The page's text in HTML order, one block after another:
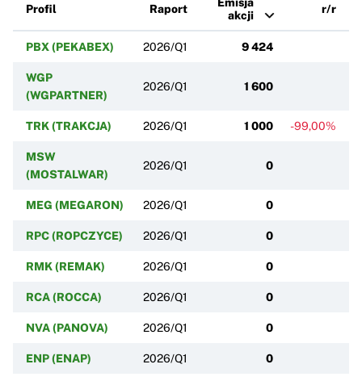
Profil Raport
akcji
r/r
PBX (PEKABEX) 2026/Q1 9 424
WGP
(WGPARTNER)
2026/Q1 1 600
TRK (TRAKCJA) 2026/Q1 1 000 -99,00%
MSW
(MOSTALWAR)
2026/Q1 0
MEG (MEGARON) 2026/Q1 0
RPC (ROPCZYCE) 2026/Q1 0
RMK (REMAK) 2026/Q1 0
RCA (ROCCA) 2026/Q1 0
NVA (PANOVA) 2026/Q1 0
ENP (ENAP) 2026/Q1 0